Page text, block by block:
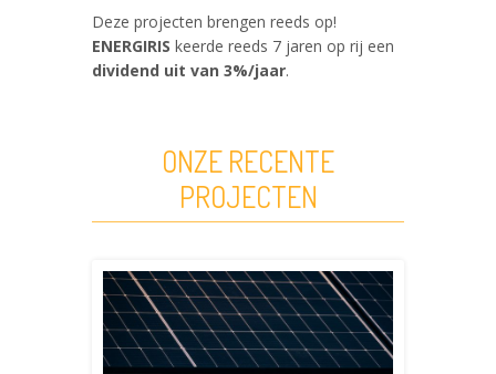
Deze projecten brengen reeds op!
ENERGIRIS keerde reeds 7 jaren op rij een
dividend uit van 3%/jaar.
ONZE RECENTE
PROJECTEN